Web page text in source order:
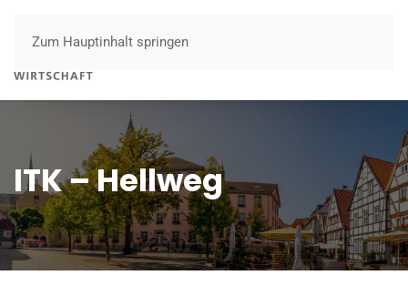
Zum Hauptinhalt springen
ITK – Hellweg